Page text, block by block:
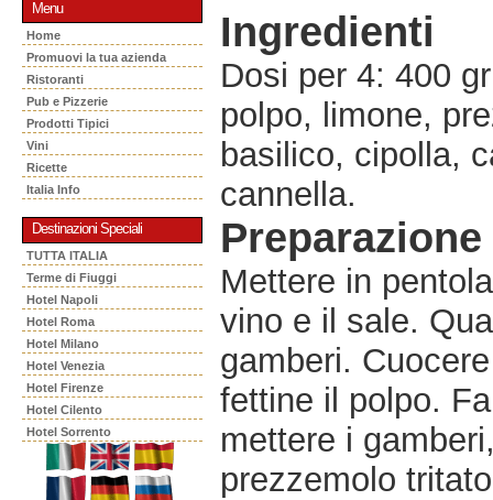
Menu
Home
Promuovi la tua azienda
Ristoranti
Pub e Pizzerie
Prodotti Tipici
Vini
Ricette
Italia Info
Destinazioni Speciali
TUTTA ITALIA
Terme di Fiuggi
Hotel Napoli
Hotel Roma
Hotel Milano
Hotel Venezia
Hotel Firenze
Hotel Cilento
Hotel Sorrento
Ingredienti
Dosi per 4: 400
polpo, limone,
basilico, cipolla,
cannella.
Preparazione
Mettere in
vino e il sale.
gamberi.
fettine il polpo.
mettere i
prezzemolo